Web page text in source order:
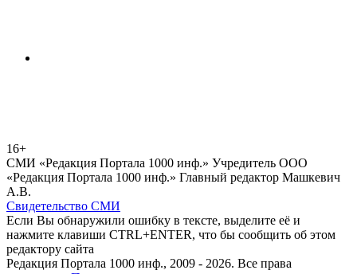
16+
СМИ «Редакция Портала 1000 инф.» Учредитель ООО
«Редакция Портала 1000 инф.» Главный редактор Машкевич
А.В.
Свидетельство СМИ
Если Вы обнаружили ошибку в тексте, выделите её и
нажмите клавиши CTRL+ENTER, что бы сообщить об этом
редактору сайта
Редакция Портала 1000 инф., 2009 - 2026. Все права